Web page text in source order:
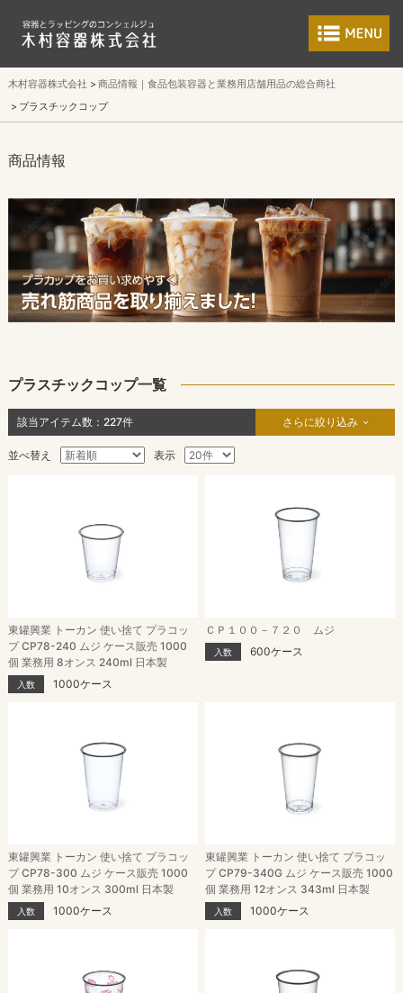
食品包装容器と
木村容器株式会社
商品情報｜食品包装容器と業務用店舗用品の総合商社
プラスチックコップ
商品情報
プラスチックコップ一覧
該当アイテム数： 227件 さらに絞り込み
並べ替え 表示
東罐興業 トーカン 使い捨て プラコッ
プ CP78-240 ムジ ケース販売 1000
個 業務用 8オンス 240ml 日本製
入数 1000ケース
ＣＰ１００－７２０ ムジ
入数 600ケース
東罐興業 トーカン 使い捨て プラコッ
プ CP78-300 ムジ ケース販売 1000
個 業務用 10オンス 300ml 日本製
入数 1000ケース
東罐興業 トーカン 使い捨て プラコッ
プ CP79-340G ムジ ケース販売 1000
個 業務用 12オンス 343ml 日本製
入数 1000ケース